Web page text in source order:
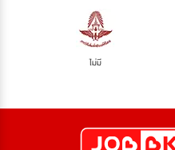
ไม่มี